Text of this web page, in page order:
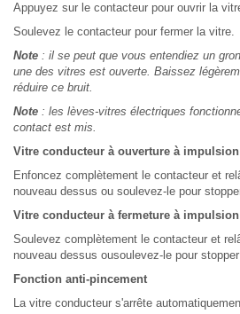
Appuyez sur le contacteur pour ouvrir la
Soulevez le contacteur pour fermer la vitre.
Note : il se peut que vous entendiez un
une des vitres est ouverte. Baissez
réduire ce bruit.
Note : les lèves-vitres électriques
contact est mis.
Vitre conducteur à ouverture à impulsion
Enfoncez complètement le contacteur et
nouveau dessus ou soulevez-le pour
Vitre conducteur à fermeture à impulsion
Soulevez complètement le contacteur et
nouveau dessus ousoulevez-le pour
Fonction anti-pincement
La vitre conducteur s'arrête